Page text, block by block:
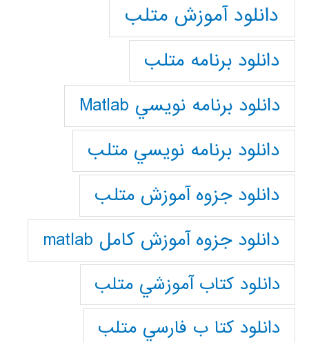
دانلود آموزش متلب
دانلود برنامه متلب
دانلود برنامه نويسي Matlab
دانلود برنامه نويسي متلب
دانلود جزوه آموزش متلب
دانلود جزوه آموزش کامل matlab
دانلود كتاب آموزشي متلب
دانلود كتا ب فارسي متلب